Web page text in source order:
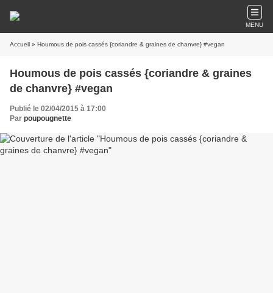
MENU
Accueil » Houmous de pois cassés {coriandre & graines de chanvre} #vegan
Houmous de pois cassés {coriandre & graines
de chanvre} #vegan
Publié le 02/04/2015 à 17:00
Par poupougnette